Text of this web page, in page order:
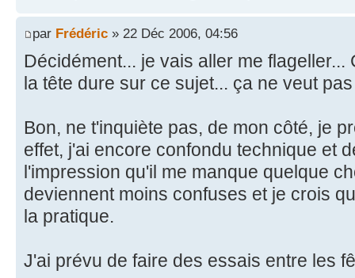
par Frédéric » 22 Déc 2006, 04:56
Décidément... je vais aller me
la tête dure sur ce sujet... ça ne veut
Bon, ne t'inquiète pas, de mon côté, je
effet, j'ai encore confondu technique et
l'impression qu'il me manque quelque
deviennent moins confuses et je crois
la pratique.
J'ai prévu de faire des essais entre les